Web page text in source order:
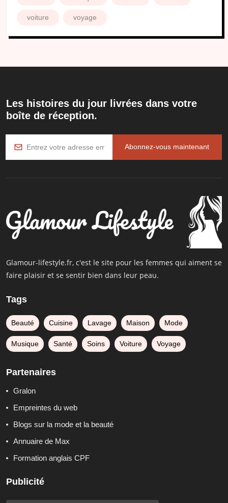
voiture voyage
Les histoires du jour livrées dans votre
boîte de réception.
Abonnez-vous maintenant
Glamour-lifestyle.fr, c'est le site pour les femmes qui aiment se
faire plaisir et se sentir bien dans leur peau.
Tags
Beauté Cuisine Lavage Maison Mode
Musique Santé Soins Voiture Voyage
Partenaires
Gralon
Empreintes du web
Blogs sur la mode et la beauté
Annuaire de Max
Formation anglais CPF
Publicité